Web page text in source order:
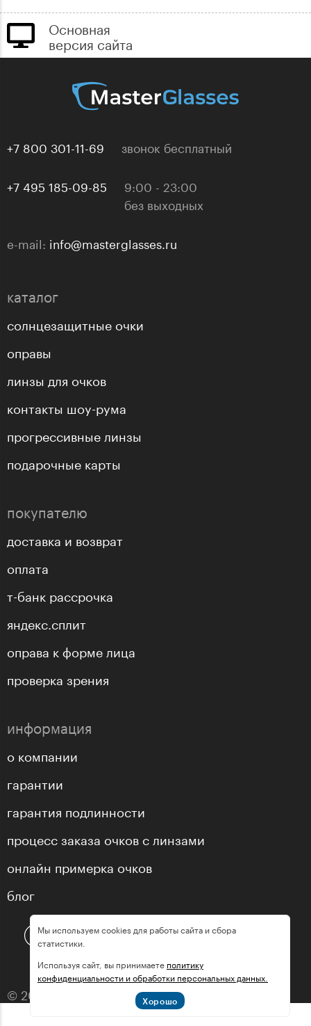
Основная
версия сайта
+7 800 301-11-69 звонок бесплатный
+7 495 185-09-85
9:00 - 23:00
без выходных
e-mail: info@masterglasses.ru
каталог
солнцезащитные очки
оправы
линзы для очков
контакты шоу-рума
прогрессивные линзы
подарочные карты
покупателю
доставка и возврат
оплата
т-банк рассрочка
яндекс.сплит
оправа к форме лица
проверка зрения
информация
о компании
гарантии
гарантия подлинности
процесс заказа очков с линзами
онлайн примерка очков
блог
© 2013—2026 оптика «МастерГлассес»
Мы используем cookies для работы сайта и сбора
статистики.
Используя сайт, вы принимаете политику
конфиденциальности и обработки персональных данных.
Хорошо